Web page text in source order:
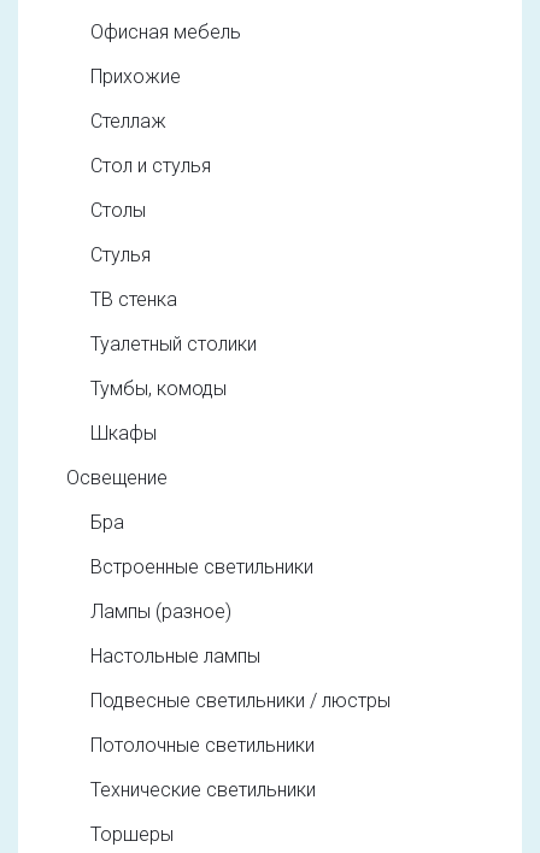
Офисная мебель
Прихожие
Стеллаж
Стол и стулья
Столы
Стулья
ТВ стенка
Туалетный столики
Тумбы, комоды
Шкафы
Освещение
Бра
Встроенные светильники
Лампы (разное)
Настольные лампы
Подвесные светильники / люстры
Потолочные светильники
Технические светильники
Торшеры